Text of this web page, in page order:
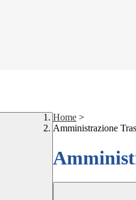
Home >
Amministrazione